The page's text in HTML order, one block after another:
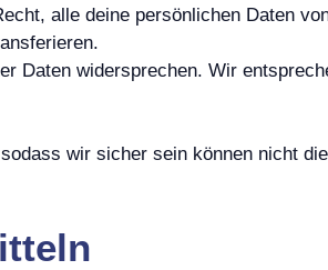
alle deine persönlichen Daten
Daten widersprechen. Wir
wir sicher sein können nicht